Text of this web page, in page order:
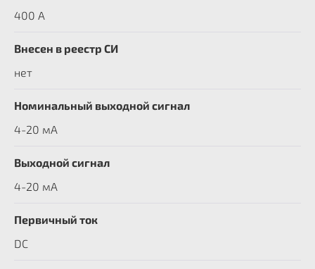
400 A
Внесен в реестр СИ
нет
Номинальный выходной сигнал
4-20 мА
Выходной сигнал
4-20 мА
Первичный ток
DC